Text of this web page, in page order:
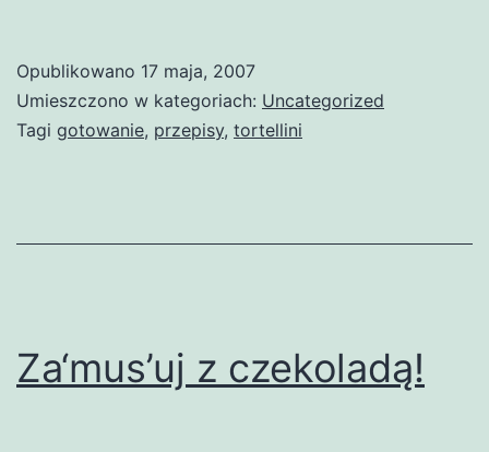
Opublikowano 17 maja, 2007
Umieszczono w kategoriach: Uncategorized
Tagi gotowanie, przepisy, tortellini
Za‘mus’uj z czekoladą!